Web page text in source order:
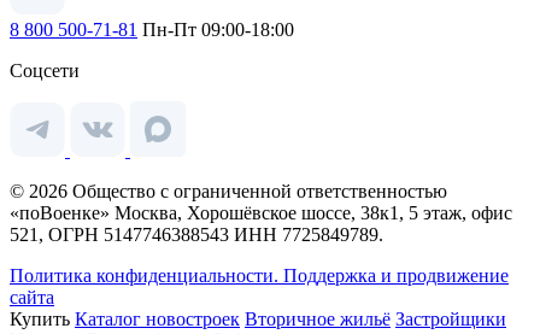
8 800 500-71-81 Пн-Пт 09:00-18:00
Соцсети
© 2026 Общество с ограниченной ответственностью
«поВоенке» Москва, Хорошёвское шоссе, 38к1, 5 этаж, офис
521, ОГРН 5147746388543 ИНН 7725849789.
Политика конфиденциальности. Поддержка и продвижение
сайта
Купить Каталог новостроек Вторичное жильё Застройщики